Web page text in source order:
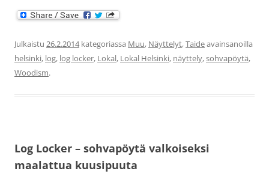
Julkaistu 26.2.2014kategoriassa Muu, Näyttelyt,Taideavainsanoilla
helsinki, log, log locker, Lokal, Lokal Helsinki, näyttely,sohvapöytä,
Woodism.
Log Locker – sohvapöytä valkoiseksi
maalattua kuusipuuta